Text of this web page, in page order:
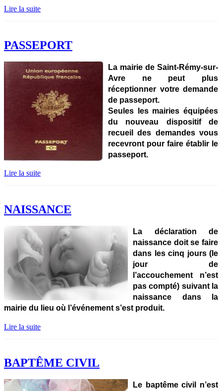
Lire la suite
PASSEPORT
La mairie de Saint-Rémy-sur-
Avre ne peut plus
réceptionner votre demande
de passeport.
Seules les mairies équipées
du nouveau dispositif de
recueil des demandes vous
recevront pour faire établir le
passeport.
Lire la suite
NAISSANCE
La déclaration de
naissance doit se faire
dans les cinq jours (le
jour de
l’accouchement n’est
pas compté) suivant la
naissance dans la
mairie du lieu où l’événement s’est produit.
Lire la suite
BAPTÊME CIVIL
Le baptême civil n’est